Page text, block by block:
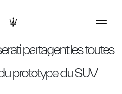
partagent les toutes
prototype du SUV